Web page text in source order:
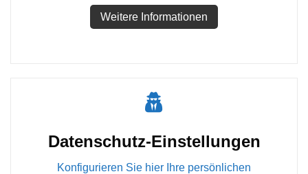
Weitere Informationen
Datenschutz-Einstellungen
Konfigurieren Sie hier Ihre persönlichen